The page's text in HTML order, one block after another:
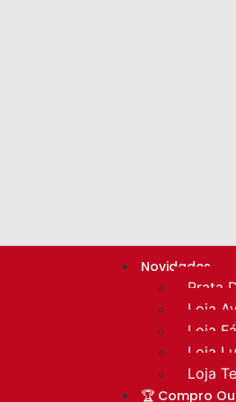
Novidades
Prata
Loja
Loja
Loja
Loja
🏆 Compro